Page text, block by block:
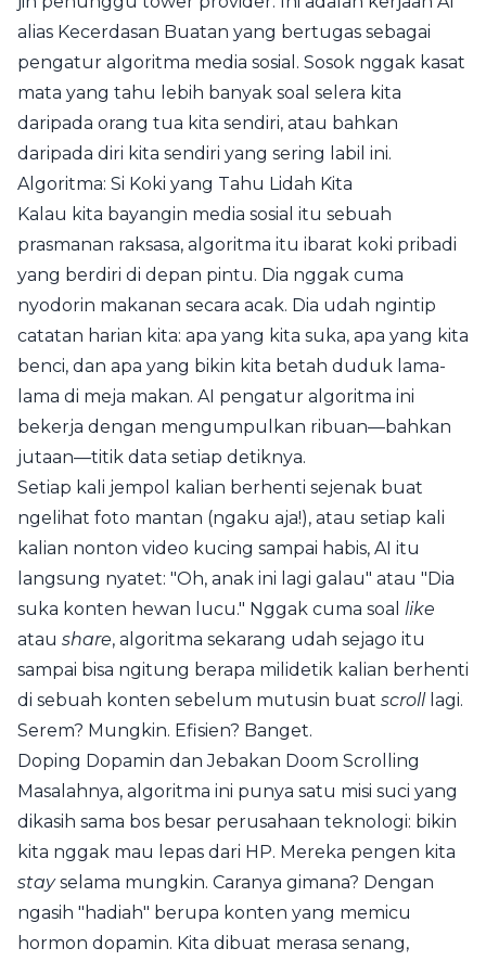
alias Kecerdasan Buatan yang bertugas sebagai
pengatur algoritma media sosial. Sosok nggak kasat
mata yang tahu lebih banyak soal selera kita
daripada orang tua kita sendiri, atau bahkan
daripada diri kita sendiri yang sering labil ini.
Algoritma: Si Koki yang Tahu Lidah Kita
Kalau kita bayangin media sosial itu sebuah
prasmanan raksasa, algoritma itu ibarat koki pribadi
yang berdiri di depan pintu. Dia nggak cuma
nyodorin makanan secara acak. Dia udah ngintip
catatan harian kita: apa yang kita suka, apa yang kita
benci, dan apa yang bikin kita betah duduk lama-
lama di meja makan. AI pengatur algoritma ini
bekerja dengan mengumpulkan ribuan—bahkan
jutaan—titik data setiap detiknya.
Setiap kali jempol kalian berhenti sejenak buat
ngelihat foto mantan (ngaku aja!), atau setiap kali
kalian nonton video kucing sampai habis, AI itu
langsung nyatet: "Oh, anak ini lagi galau" atau "Dia
suka konten hewan lucu." Nggak cuma soal like
atau share, algoritma sekarang udah sejago itu
sampai bisa ngitung berapa milidetik kalian berhenti
di sebuah konten sebelum mutusin buat scrolllagi.
Serem? Mungkin. Efisien? Banget.
Doping Dopamin dan Jebakan Doom Scrolling
Masalahnya, algoritma ini punya satu misi suci yang
dikasih sama bos besar perusahaan teknologi: bikin
kita nggak mau lepas dari HP. Mereka pengen kita
stayselama mungkin. Caranya gimana? Dengan
ngasih "hadiah" berupa konten yang memicu
hormon dopamin. Kita dibuat merasa senang,